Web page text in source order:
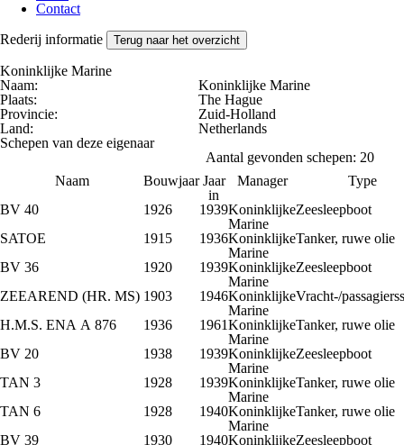
Contact
Rederij informatie
Terug naar het overzicht
Koninklijke Marine
Naam:
Koninklijke Marine
Plaats:
The Hague
Provincie:
Zuid-Holland
Land:
Netherlands
Schepen van deze eigenaar
Aantal gevonden schepen: 20
Naam
Bouwjaar Jaar
in
Manager
Type
BV 40
1926 1939Koninklijke
Marine
Zeesleepboot
SATOE
1915 1936Koninklijke
Marine
Tanker, ruwe olie
BV 36
1920 1939Koninklijke
Marine
Zeesleepboot
ZEEAREND (HR. MS) 1903 1946Koninklijke
Marine
Vracht-/
H.M.S. ENA A 876
1936 1961Koninklijke
Marine
Tanker, ruwe olie
BV 20
1938 1939Koninklijke
Marine
Zeesleepboot
TAN 3
1928 1939Koninklijke
Marine
Tanker, ruwe olie
TAN 6
1928 1940Koninklijke
Marine
Tanker, ruwe olie
BV 39
1930 1940KoninklijkeZeesleepboot